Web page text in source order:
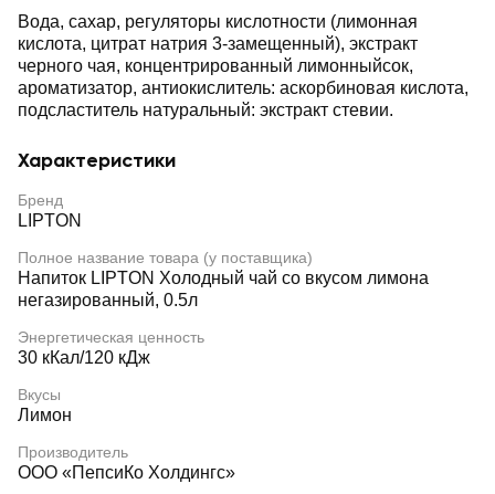
Вода, сахар, регуляторы кислотности (лимонная
кислота, цитрат натрия 3-замещенный), экстракт
черного чая, концентрированный лимонныйсок,
ароматизатор, антиокислитель: аскорбиновая кислота,
подсластитель натуральный: экстракт стевии.
Характеристики
Бренд
LIPTON
Полное название товара (у поставщика)
Напиток LIPTON Холодный чай со вкусом лимона
негазированный, 0.5л
Энергетическая ценность
30 кКал/120 кДж
Вкусы
Лимон
Производитель
ООО «ПепсиКо Холдингс»